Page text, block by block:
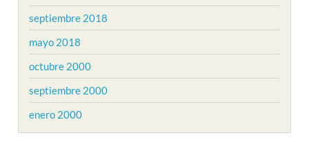
septiembre 2018
mayo 2018
octubre 2000
septiembre 2000
enero 2000